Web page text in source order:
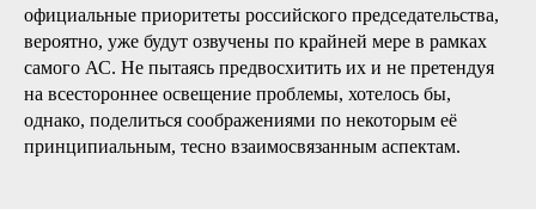
официальные приоритеты российского председательства,
вероятно, уже будут озвучены по крайней мере в рамках
самого АС. Не пытаясь предвосхитить их и не претендуя
на всестороннее освещение проблемы, хотелось бы,
однако, поделиться соображениями по некоторым её
принципиальным, тесно взаимосвязанным аспектам.